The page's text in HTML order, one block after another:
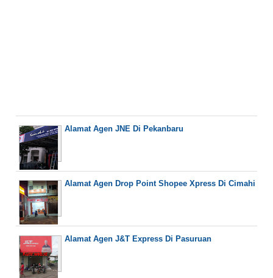
Alamat Agen JNE Di Pekanbaru
Alamat Agen Drop Point Shopee Xpress Di Cimahi
Alamat Agen J&T Express Di Pasuruan